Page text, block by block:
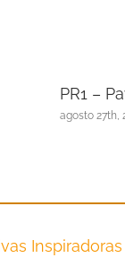
PR1 –
agosto 27th,
Inspiradoras